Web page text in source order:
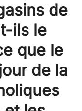
de
ils le
que le
de la